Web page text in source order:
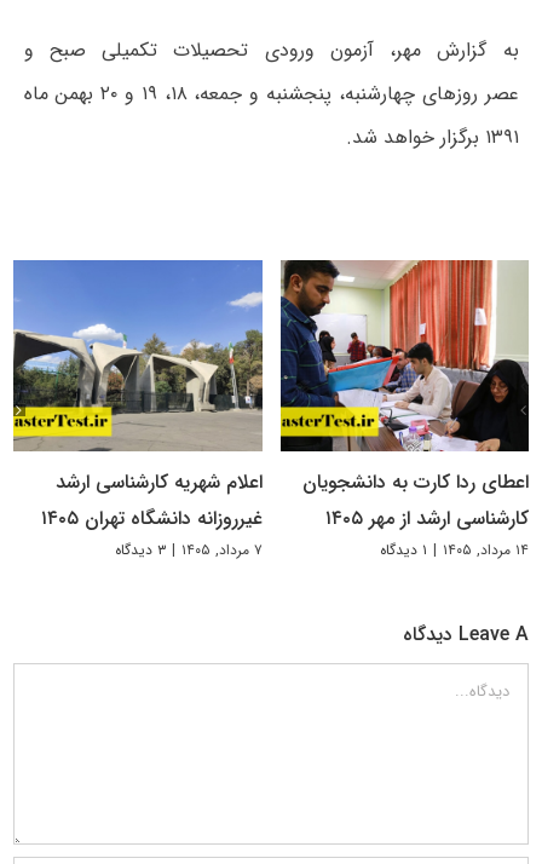
به گزارش مهر، آزمون ورودی تحصیلات تکمیلی صبح و
عصر روزهای چهارشنبه، پنجشنبه و جمعه، ۱۸، ۱۹ و ۲۰ بهمن ماه
۱۳۹۱ برگزار خواهد شد.
اعطای ردا کارت به دانشجویان
کارشناسی ارشد از مهر ۱۴۰۵
۱۴ مرداد, ۱۴۰۵ | ۱ دیدگاه
اعلام شهریه کارشناسی ارشد
غیرروزانه دانشگاه تهران ۱۴۰۵
۷ مرداد, ۱۴۰۵ | ۳ دیدگاه
Leave A دیدگاه
دیدگاه